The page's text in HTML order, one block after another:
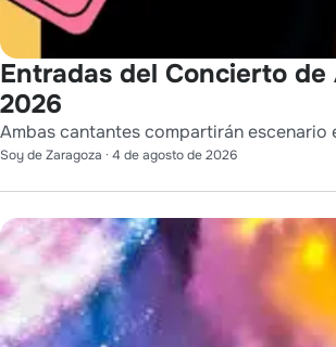
Entradas del Concierto
2026
Ambas cantantes compartirán escenario
Soy de Zaragoza · 4 de agosto de 2026